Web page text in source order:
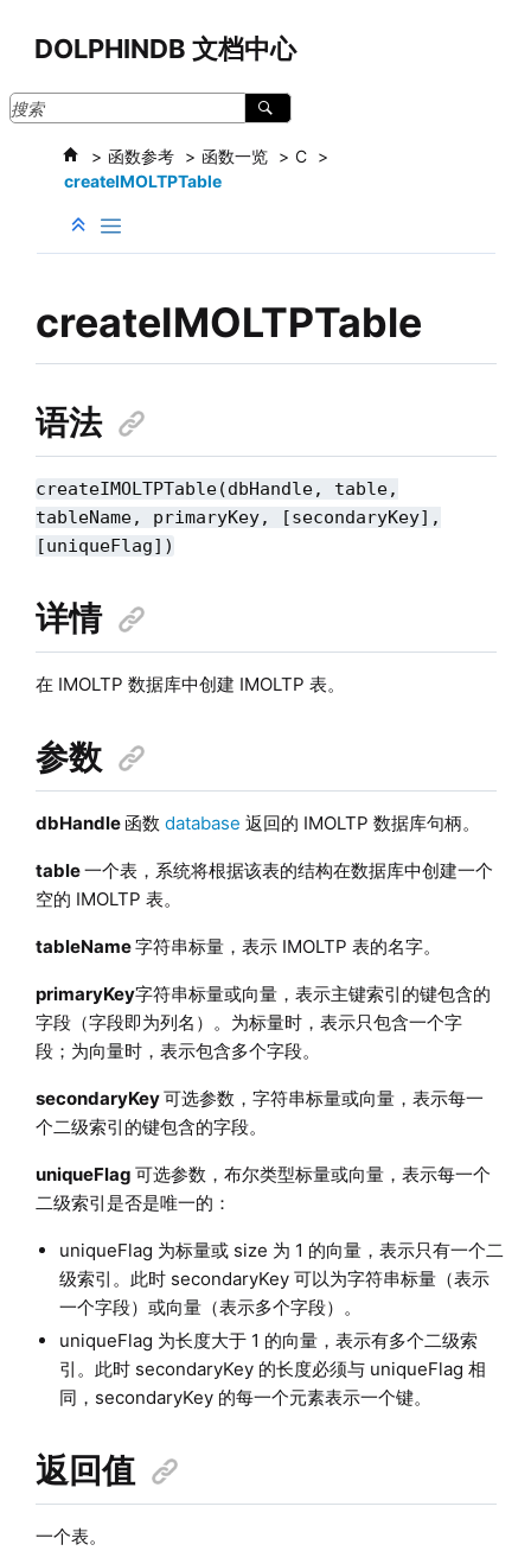
DOLPHINDB 文档中心
函数参考 函数一览
C
createIMOLTPTable
createIMOLTPTable
语法
createIMOLTPTable(dbHandle, table,
tableName, primaryKey, [secondaryKey],
[uniqueFlag])
详情
在 IMOLTP 数据库中创建 IMOLTP 表。
参数
dbHandle 函数 database 返回的 IMOLTP 数据库句柄。
table一个表，系统将根据该表的结构在数据库中创建一个
空的 IMOLTP 表。
tableName字符串标量，表示 IMOLTP 表的名字。
primaryKey字符串标量或向量，表示主键索引的键包含的
字段（字段即为列名）。为标量时，表示只包含一个字
段；为向量时，表示包含多个字段。
secondaryKey可选参数，字符串标量或向量，表示每一
个二级索引的键包含的字段。
uniqueFlag 可选参数，布尔类型标量或向量，表示每一个
二级索引是否是唯一的：
uniqueFlag 为标量或 size 为 1 的向量，表示只有一个二
级索引。此时 secondaryKey 可以为字符串标量（表示
一个字段）或向量（表示多个字段）。
uniqueFlag 为长度大于 1 的向量，表示有多个二级索
引。此时 secondaryKey 的长度必须与 uniqueFlag 相
同，secondaryKey 的每一个元素表示一个键。
返回值
一个表。